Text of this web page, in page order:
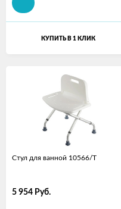
КУПИТЬ В 1 КЛИК
Стул для ванной 10566/T
5 954 Руб.